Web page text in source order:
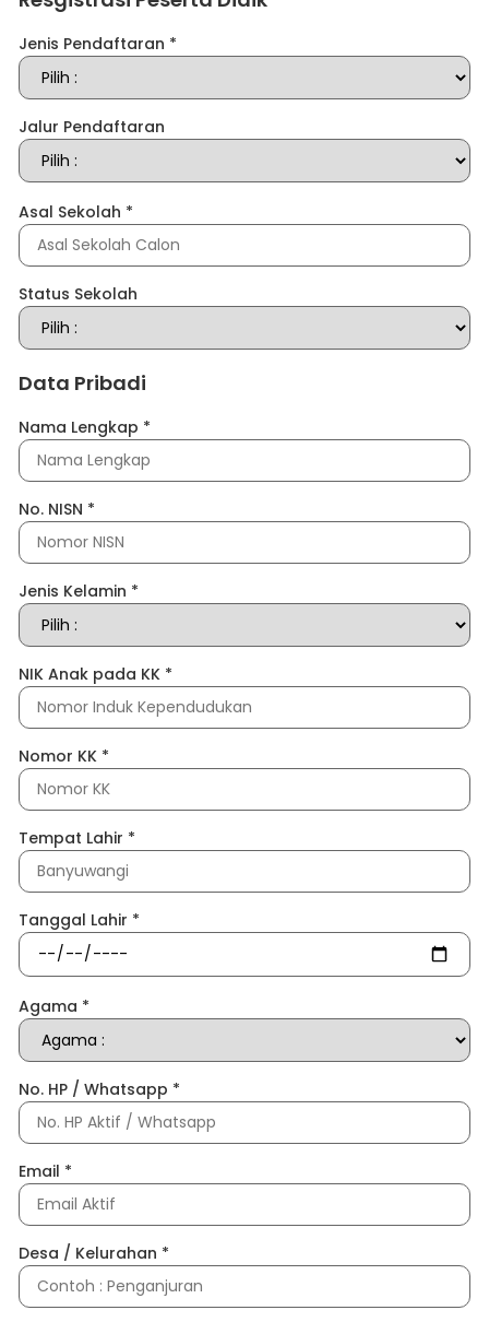
Jenis Pendaftaran *
Jalur Pendaftaran
Asal Sekolah *
Status Sekolah
Data Pribadi
Nama Lengkap *
No. NISN *
Jenis Kelamin *
NIK Anak pada KK *
Nomor KK *
Tempat Lahir *
Tanggal Lahir *
Agama *
No. HP / Whatsapp *
Email *
Desa / Kelurahan *